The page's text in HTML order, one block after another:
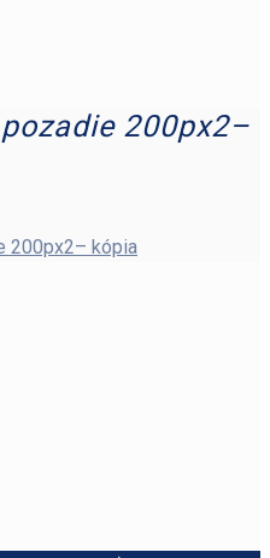
200px2–
200px2– kópia